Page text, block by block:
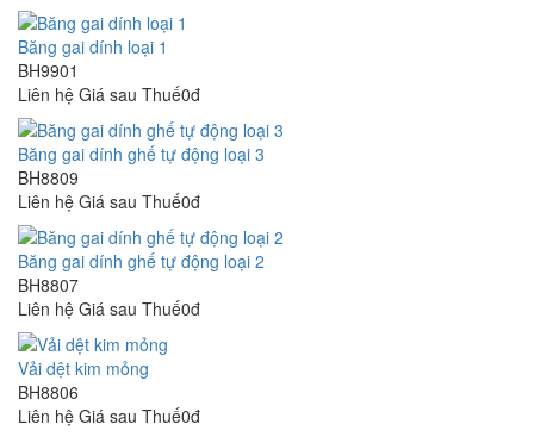
Băng gai dính loại 1
BH9901
Liên hệ Giá sau Thuế0đ
Băng gai dính ghế tự động loại 3
BH8809
Liên hệ Giá sau Thuế0đ
Băng gai dính ghế tự động loại 2
BH8807
Liên hệ Giá sau Thuế0đ
Vải dệt kim mỏng
BH8806
Liên hệ Giá sau Thuế0đ